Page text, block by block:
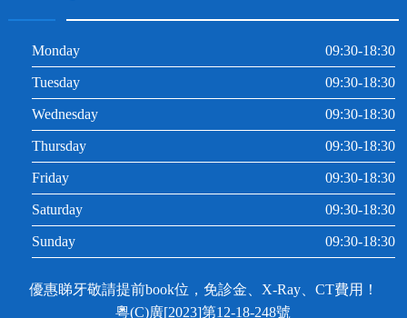
Monday 09:30-18:30
Tuesday 09:30-18:30
Wednesday 09:30-18:30
Thursday 09:30-18:30
Friday 09:30-18:30
Saturday 09:30-18:30
Sunday 09:30-18:30
優惠睇牙敬請提前book位，免診金、X-Ray、CT費用！
粵(C)廣[2023]第12-18-248號